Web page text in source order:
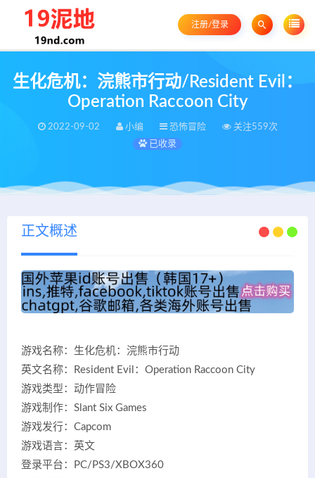
注册/登录
生化危机：浣熊市行动/Resident Evil：
Operation Raccoon City
2022-09-02 小编 恐怖冒险
关注559次
已收录
正文概述
游戏名称：生化危机：浣熊市行动
英文名称：Resident Evil：Operation Raccoon City
游戏类型：动作冒险
游戏制作：Slant Six Games
游戏发行：Capcom
游戏语言：英文
登录平台：PC/PS3/XBOX360